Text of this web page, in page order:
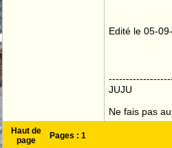
Edité le 05-
JUJU
Ne fais pas
Haut de
page
Pages : 1